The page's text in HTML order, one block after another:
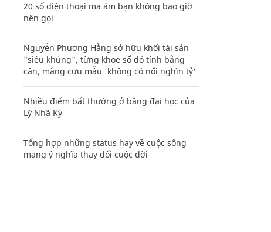
20 số điện thoại ma ám bạn không bao giờ
nên gọi
Nguyễn Phương Hằng sở hữu khối tài sản
"siêu khủng", từng khoe sổ đỏ tính bằng
cân, mắng cựu mẫu 'không có nổi nghìn tỷ'
Nhiều điểm bất thường ở bằng đại học của
Lý Nhã Kỳ
Tổng hợp những status hay về cuộc sống
mang ý nghĩa thay đổi cuộc đời